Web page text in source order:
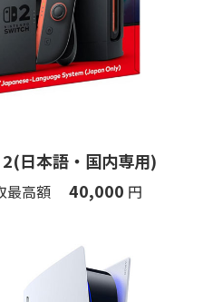
日本語・国内専用)
最高額 40,000 円